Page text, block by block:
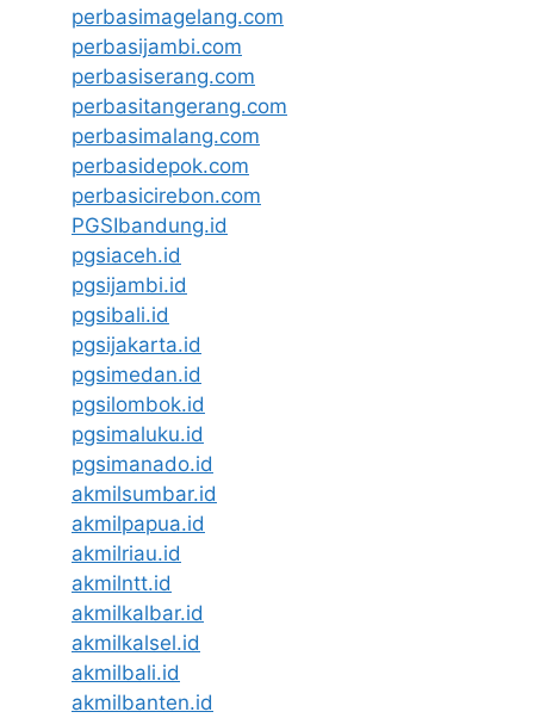
perbasimagelang.com
perbasijambi.com
perbasiserang.com
perbasitangerang.com
perbasimalang.com
perbasidepok.com
perbasicirebon.com
PGSIbandung.id
pgsiaceh.id
pgsijambi.id
pgsibali.id
pgsijakarta.id
pgsimedan.id
pgsilombok.id
pgsimaluku.id
pgsimanado.id
akmilsumbar.id
akmilpapua.id
akmilriau.id
akmilntt.id
akmilkalbar.id
akmilkalsel.id
akmilbali.id
akmilbanten.id